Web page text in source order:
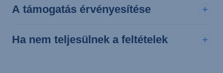
A támogatás érvényesítése
Ha nem teljesülnek a feltételek